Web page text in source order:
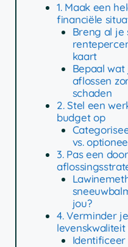
1. Maak een
financiële
Breng al je
kaart
Bepaal
aflossen
schaden
2. Stel een
budget op
vs.
3. Pas een
jou?
4. Verminder